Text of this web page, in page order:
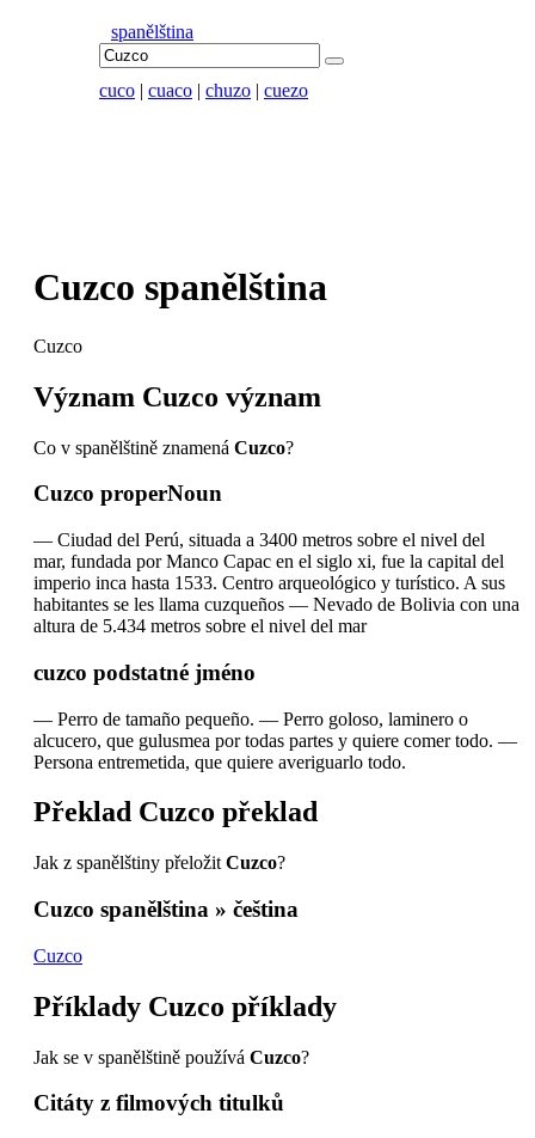
spanělština
cuco | cuaco | chuzo | cuezo
Cuzco spanělština
Cuzco
Význam Cuzco význam
Co v spanělštině znamená Cuzco?
Cuzco properNoun
— Ciudad del Perú, situada a 3400 metros sobre el nivel del
mar, fundada por Manco Capac en el siglo xi, fue la capital del
imperio inca hasta 1533. Centro arqueológico y turístico. A sus
habitantes se les llama cuzqueños — Nevado de Bolivia con una
altura de 5.434 metros sobre el nivel del mar
cuzco podstatné jméno
— Perro de tamaño pequeño. — Perro goloso, laminero o
alcucero, que gulusmea por todas partes y quiere comer todo. —
Persona entremetida, que quiere averiguarlo todo.
Překlad Cuzco překlad
Jak z spanělštiny přeložit Cuzco?
Cuzco spanělština » čeština
Cuzco
Příklady Cuzco příklady
Jak se v spanělštině používá Cuzco?
Citáty z filmových titulků